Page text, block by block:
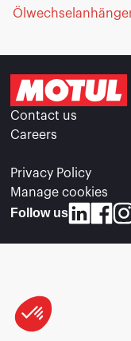
Contact us
Careers
Privacy Policy
Manage cookies
Follow us